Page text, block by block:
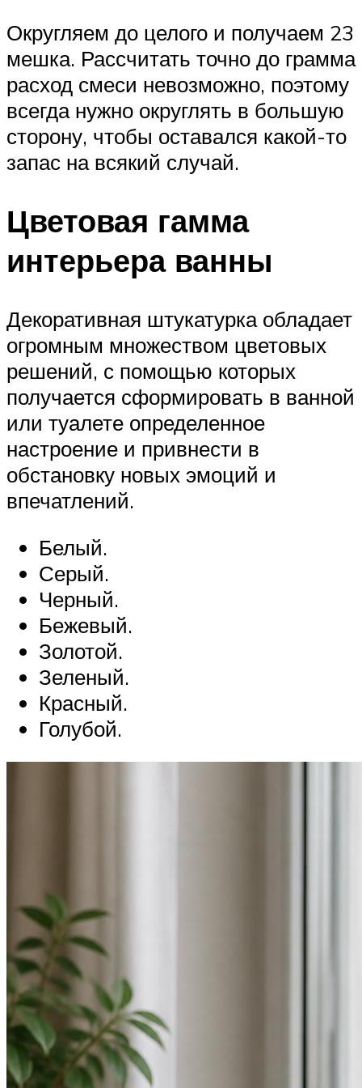
Округляем до целого и получаем 23
мешка. Рассчитать точно до грамма
расход смеси невозможно, поэтому
всегда нужно округлять в большую
сторону, чтобы оставался какой-то
запас на всякий случай.
Цветовая гамма
интерьера ванны
Декоративная штукатурка обладает
огромным множеством цветовых
решений, с помощью которых
получается сформировать в ванной
или туалете определенное
настроение и привнести в
обстановку новых эмоций и
впечатлений.
Белый.
Серый.
Черный.
Бежевый.
Золотой.
Зеленый.
Красный.
Голубой.